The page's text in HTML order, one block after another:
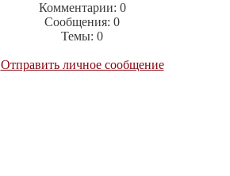
Комментарии: 0
Сообщения: 0
Темы: 0
Отправить личное сообщение